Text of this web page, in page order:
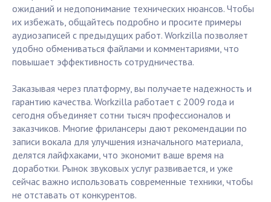
ожиданий и недопонимание технических нюансов. Чтобы
их избежать, общайтесь подробно и просите примеры
аудиозаписей с предыдущих работ. Workzilla позволяет
удобно обмениваться файлами и комментариями, что
повышает эффективность сотрудничества.
Заказывая через платформу, вы получаете надежность и
гарантию качества. Workzilla работает с 2009 года и
сегодня объединяет сотни тысяч профессионалов и
заказчиков. Многие фрилансеры дают рекомендации по
записи вокала для улучшения изначального материала,
делятся лайфхаками, что экономит ваше время на
доработки. Рынок звуковых услуг развивается, и уже
сейчас важно использовать современные техники, чтобы
не отставать от конкурентов.